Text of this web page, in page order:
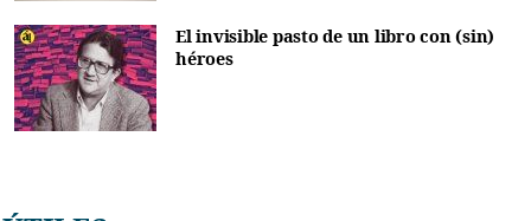
El invisible pasto de un libro con (sin)
héroes